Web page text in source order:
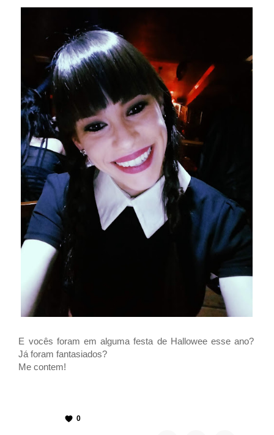
E vocês foram em alguma festa de Hallowee esse ano?
Já foram fantasiados?
Me contem!
0